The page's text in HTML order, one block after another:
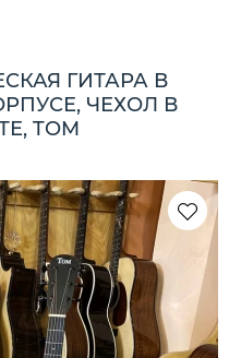
ГИТАРА В
ЧЕХОЛ В
TOM